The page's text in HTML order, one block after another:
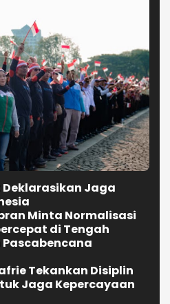
Jaga
Minta Normalisasi
di Tengah
Pascabencana
Tekankan Disiplin
Jaga Kepercayaan